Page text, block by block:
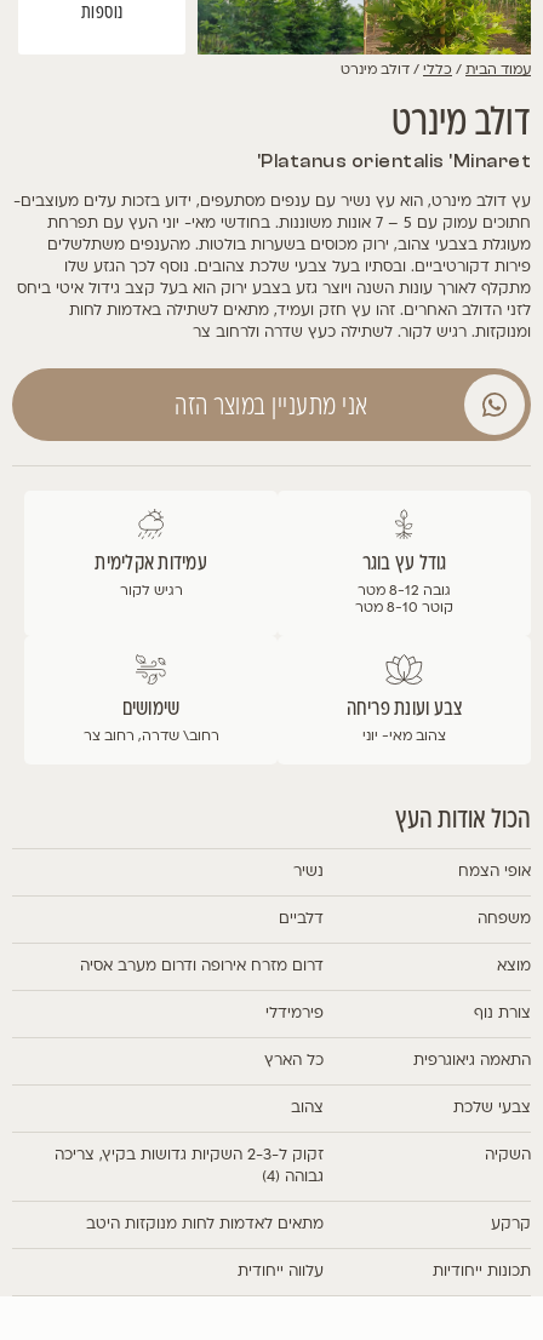
נוספות
עמוד הבית/כללי/ דולב מינרט
דולב מינרט
Platanus orientalis 'Minaret'
עץ דולב מינרט, הוא עץ נשיר עם ענפים מסתעפים, ידוע בזכות עלים מעוצבים-
חתוכים עמוק עם 5 – 7 אונות משוננות. בחודשי מאי- יוני העץ עם תפרחת
מעוגלת בצבעי צהוב, ירוק מכוסים בשערות בולטות. מהענפים משתלשלים
פירות דקורטיביים. ובסתיו בעל צבעי שלכת צהובים. נוסף לכך הגזע שלו
מתקלף לאורך עונות השנה ויוצר גזע בצבע ירוק הוא בעל קצב גידול איטי ביחס
לזני הדולב האחרים. זהו עץ חזק ועמיד, מתאים לשתילה באדמות לחות
ומנוקזות. רגיש לקור. לשתילה כעץ שדרה ולרחוב צר
אני מתעניין במוצר הזה
גודל עץ בוגר
גובה 8-12 מטר
קוטר 8-10 מטר
עמידות אקלימית
רגיש לקור
צבע ועונת פריחה
צהוב מאי- יוני
שימושים
רחוב\ שדרה, רחוב צר
הכול אודות העץ
אופי הצמח נשיר
משפחה דלביים
מוצא דרום מזרח אירופה ודרום מערב אסיה
צורת נוף פירמידלי
התאמה גיאוגרפית כל הארץ
צבעי שלכת צהוב
השקיה
זקוק ל-2-3 השקיות גדושות בקיץ, צריכה
גבוהה (4)
קרקע מתאים לאדמות לחות מנוקזות היטב
תכונות ייחודיות עלווה ייחודית